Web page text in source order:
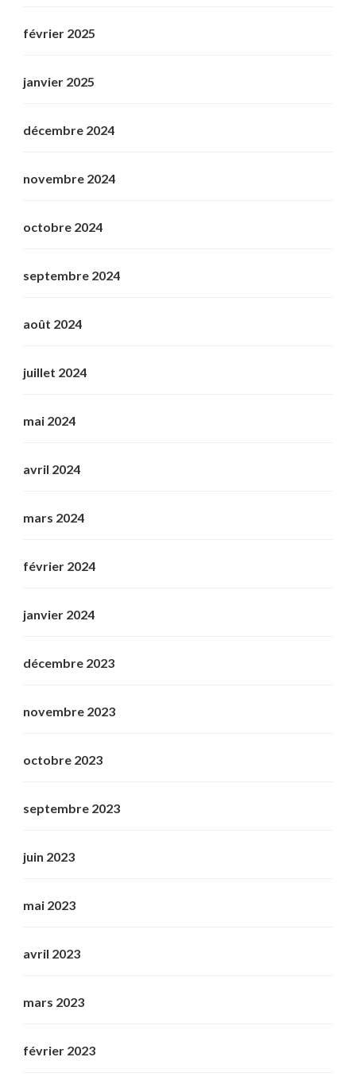
février 2025
janvier 2025
décembre 2024
novembre 2024
octobre 2024
septembre 2024
août 2024
juillet 2024
mai 2024
avril 2024
mars 2024
février 2024
janvier 2024
décembre 2023
novembre 2023
octobre 2023
septembre 2023
juin 2023
mai 2023
avril 2023
mars 2023
février 2023